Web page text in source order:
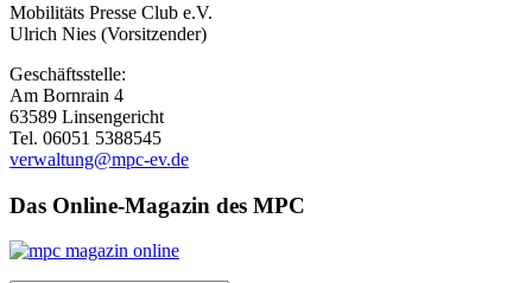
Mobilitäts Presse Club e.V.
Ulrich Nies (Vorsitzender)
Geschäftsstelle:
Am Bornrain 4
63589 Linsengericht
Tel. 06051 5388545
verwaltung@mpc-ev.de
Das Online-Magazin des MPC